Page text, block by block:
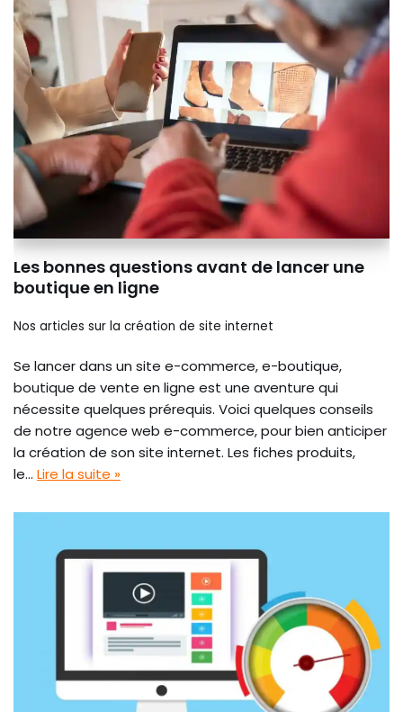
Les bonnes questions avant de lancer une
boutique en ligne
Nos articles sur la création de site internet
Se lancer dans un site e-commerce, e-boutique,
boutique de vente en ligne est une aventure qui
nécessite quelques prérequis. Voici quelques conseils
de notre agence web e-commerce, pour bien anticiper
la création de son site internet. Les fiches produits,
le… Lire la suite »